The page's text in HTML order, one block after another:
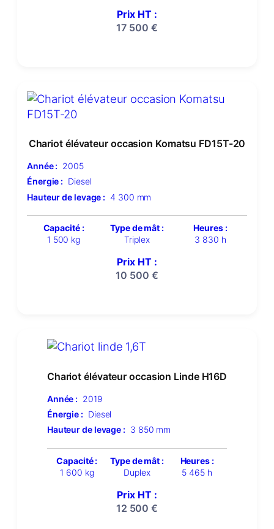
Prix HT :
17 500 €
Chariot élévateur occasion Komatsu FD15T-20
Année : 2005
Énergie : Diesel
Hauteur de levage : 4 300 mm
Capacité :
1 500 kg
Type de mât :
Triplex
Heures :
3 830 h
Prix HT :
10 500 €
Chariot élévateur occasion Linde H16D
Année : 2019
Énergie : Diesel
Hauteur de levage : 3 850 mm
Capacité :
1 600 kg
Type de mât :
Duplex
Heures :
5 465 h
Prix HT :
12 500€